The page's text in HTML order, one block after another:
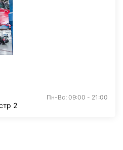
Пн-Вс: 09:00 - 21:00
2